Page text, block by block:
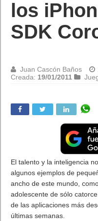
los
SDK
Juan Cascón Baños
Creada: 19/01/2011
El talento y la inteligencia
algunos ejemplos de
ancho de este mundo,
adolescente de sólo
de las aplicaciones más
últimas semanas.